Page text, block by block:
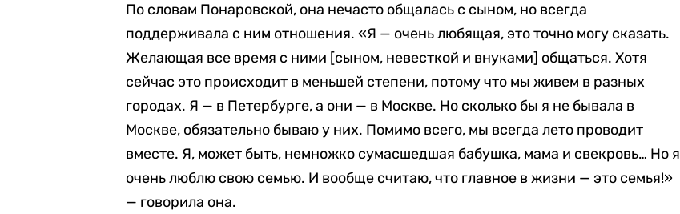
По словам Понаровской, она нечасто общалась с сыном, но всегда
поддерживала с ним отношения. «Я — очень любящая, это точно могу сказать.
Желающая все время с ними [сыном, невесткой и внуками] общаться. Хотя
сейчас это происходит в меньшей степени, потому что мы живем в разных
городах. Я — в Петербурге, а они — в Москве. Но сколько бы я не бывала в
Москве, обязательно бываю у них. Помимо всего, мы всегда лето проводит
вместе. Я, может быть, немножко сумасшедшая бабушка, мама и свекровь… Но я
очень люблю свою семью. И вообще считаю, что главное в жизни — это семья!»
— говорила она.